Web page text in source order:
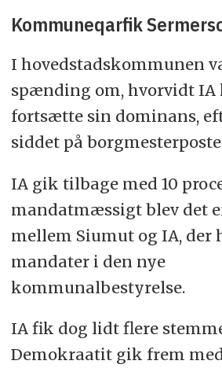
Kommuneqarfik
I hovedstadskommunen
spænding om, hvorvidt IA
fortsætte sin dominans,
siddet på
IA gik tilbage med 10
mandatmæssigt blev det
mellem Siumut og IA, der
mandater i den nye
kommunalbestyrelse.
IA fik dog lidt flere
Demokraatit gik frem med